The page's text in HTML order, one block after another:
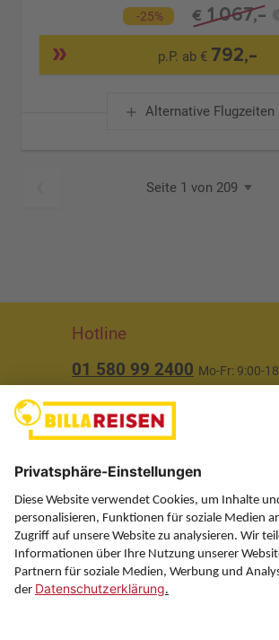
-25% € 1.067,-
p.P. ab € 792,-
Alternative Flugzeiten
Seite 1 von 209
Hotline
01 580 99 2400 Mo-Fr: 9:00-
Über uns
Service
Information
Folgen Sie uns auf